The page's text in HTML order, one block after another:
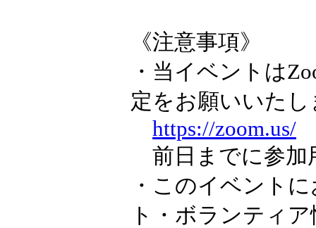
《注意事項》
・当イベントは
定をお願いいたし
https://zoom.us/
前日までに参加
・このイベント
ト・ボランティ